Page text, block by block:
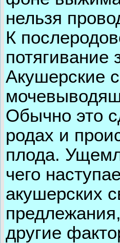
нельзя
К
потягивание
Акушерские
Обычно это
родах и
плода.
чего
акушерских
другие